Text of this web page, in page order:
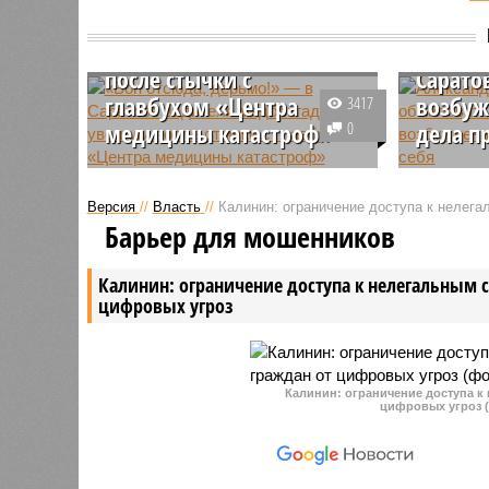
медбригады уволили
после стычки с
главбухом «Центра
медицины катастроф»
Пострадавшего в стычке с
«Центр медицины катастроф
Саратовской области» Натальей
Жмылевой водителя медбригады
Александра Иргизцева уволили с
работы.
3417
0
дела
Бывшему
Версия // Власть // Калинин: ограничение доступа к
Калинин: ограничение доступа к
цифровых угроз
Барьер для мошенников
Калинин: ограничение доступа
цифровых угроз